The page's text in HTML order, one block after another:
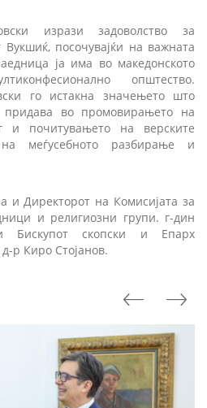
изрази задоволство за
Вукшиќ, посочувајќи на важната
ја има во македонското
општество.
го истакна значењето што
вопромовирањето на
и почитувањето на верските
меѓусебното разбирање и
и Директорот на Комисијата за
и религиозни групи. г-дин
Бискупот скопски и Епарх
р Киро Стојанов.